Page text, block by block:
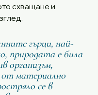
схващане и
гърци, най-
природата е била
организъм,
от материално
се в